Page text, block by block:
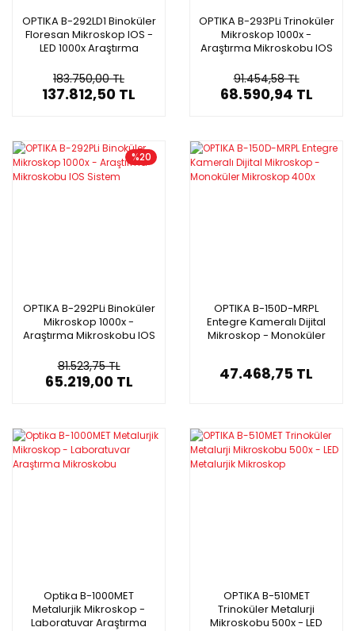
OPTIKA B-292LD1 Binoküler
Floresan Mikroskop IOS -
LED 1000x Araştırma
183.750,00 TL
137.812,50 TL
OPTIKA B-293PLi Trinoküler
Mikroskop 1000x -
Araştırma Mikroskobu IOS
91.454,58 TL
68.590,94 TL
%20
OPTIKA B-292PLi Binoküler
Mikroskop 1000x -
Araştırma Mikroskobu IOS
81.523,75 TL
65.219,00 TL
OPTIKA B-150D-MRPL
Entegre Kameralı Dijital
Mikroskop - Monoküler
47.468,75 TL
Optika B-1000MET
Metalurjik Mikroskop -
Laboratuvar Araştırma
OPTIKA B-510MET
Trinoküler Metalurji
Mikroskobu 500x - LED